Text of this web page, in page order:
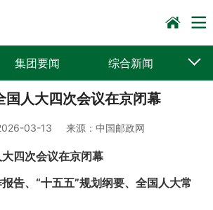
集团要闻 综合新闻
党建动态 普遍服务
企业文化 一线风采
国人大四次会议在京闭幕
03-13 来源： 中国邮政网
四次会议在京闭幕
告、“十五五”规划纲要、全国人大常